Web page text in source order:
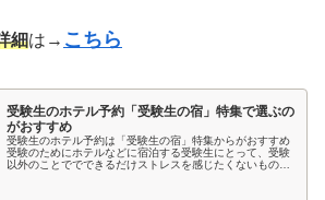
細は→ こちら
受験生のホテル予約「受験生の宿」特集で選ぶの
がおすすめ
受験生のホテル予約は「受験生の宿」特集からがおすすめ
受験のためにホテルなどに宿泊する受験生にとって、受験
以外のことででできるだけストレスを感じたくないもので